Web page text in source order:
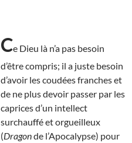
Ce Dieu là n’a pas besoin
d’être compris; il a juste besoin
d’avoir les coudées franches et
de ne plus devoir passer par les
caprices d’un intellect
surchauffé et orgueilleux
(Dragonde l’Apocalypse) pour